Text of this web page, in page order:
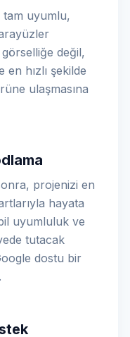
tam uyumlu,
değil,
en hızlı şekilde
ulaşmasına
projenizi en
hayata
uyumluluk ve
tutacak
dostu bir